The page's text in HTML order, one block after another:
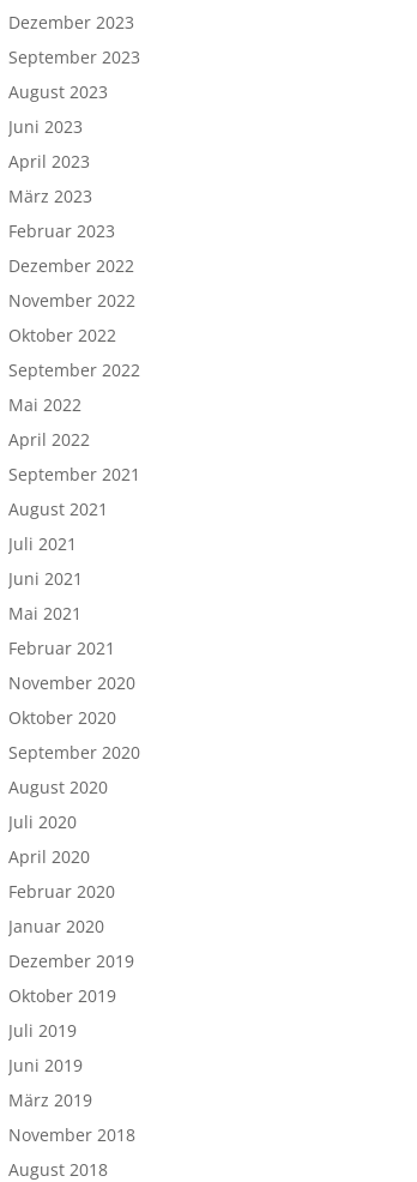
Dezember 2023
September 2023
August 2023
Juni 2023
April 2023
März 2023
Februar 2023
Dezember 2022
November 2022
Oktober 2022
September 2022
Mai 2022
April 2022
September 2021
August 2021
Juli 2021
Juni 2021
Mai 2021
Februar 2021
November 2020
Oktober 2020
September 2020
August 2020
Juli 2020
April 2020
Februar 2020
Januar 2020
Dezember 2019
Oktober 2019
Juli 2019
Juni 2019
März 2019
November 2018
August 2018